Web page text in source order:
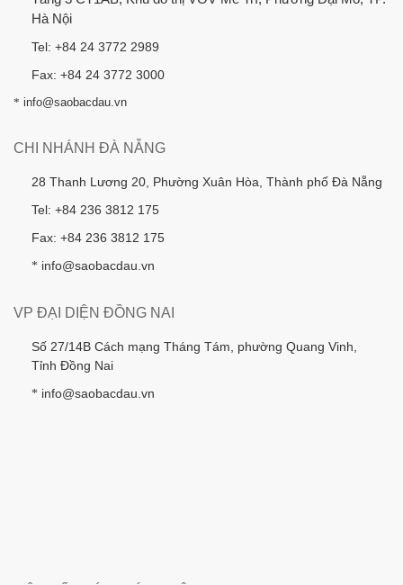
Hà Nội
Tel: +84 24 3772 2989
Fax: +84 24 3772 3000
* info@saobacdau.vn
CHI NHÁNH ĐÀ NẴNG
28 Thanh Lương 20, Phường Xuân Hòa, Thành phố Đà Nẵng
Tel: +84 236 3812 175
Fax: +84 236 3812 175
* info@saobacdau.vn
VP ĐẠI DIỆN ĐỒNG NAI
Số 27/14B Cách mạng Tháng Tám, phường Quang Vinh,
Tỉnh Đồng Nai
* info@saobacdau.vn